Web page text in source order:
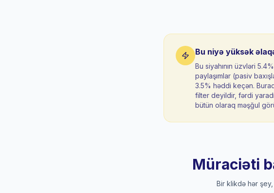
Bu niyə yüksək
Bu siyahının üzvləri
paylaşımlar (pasiv
3.5% həddi keçən.
filter deyildir, fərdi
bütün olaraq məşğul
Müraciəti
Bir klikdə hər